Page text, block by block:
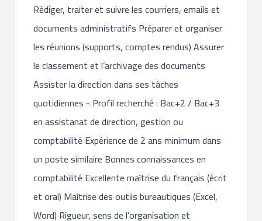
Rédiger, traiter et suivre les courriers, emails et
documents administratifs Préparer et organiser
les réunions (supports, comptes rendus) Assurer
le classement et l’archivage des documents
Assister la direction dans ses tâches
quotidiennes - Profil recherché : Bac+2 / Bac+3
en assistanat de direction, gestion ou
comptabilité Expérience de 2 ans minimum dans
un poste similaire Bonnes connaissances en
comptabilité Excellente maîtrise du français (écrit
et oral) Maîtrise des outils bureautiques (Excel,
Word) Rigueur, sens de l’organisation et